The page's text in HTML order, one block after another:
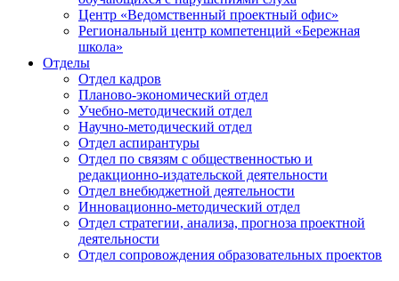
Центр «Ведомственный проектный офис»
Региональный центр компетенций «Бережная
школа»
Отделы
Отдел кадров
Планово-экономический отдел
Учебно-методический отдел
Научно-методический отдел
Отдел аспирантуры
Отдел по связям с общественностью и
редакционно-издательской деятельности
Отдел внебюджетной деятельности
Инновационно-методический отдел
Отдел стратегии, анализа, прогноза проектной
деятельности
Отдел сопровождения образовательных проектов